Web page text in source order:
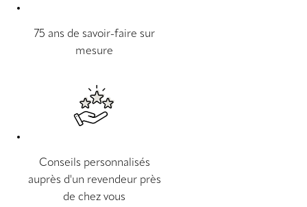
75 ans de savoir-faire sur
mesure
Conseils personnalisés
auprès d'un revendeur près
de chez vous